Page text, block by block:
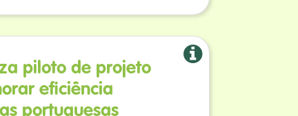
piloto de projeto
eficiência
portuguesas